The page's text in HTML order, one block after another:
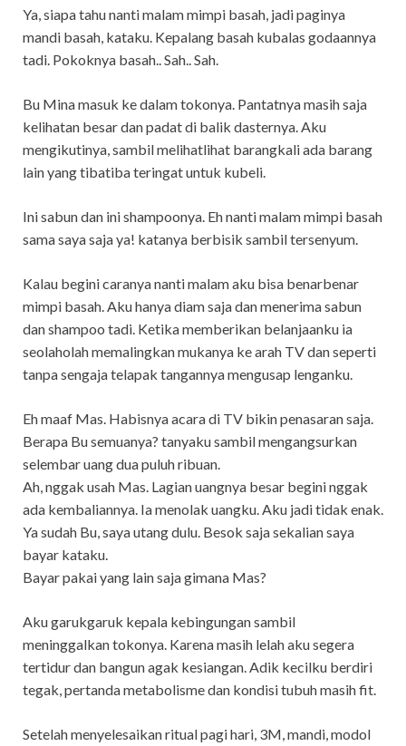
Ya, siapa tahu nanti malam mimpi basah, jadi paginya
mandi basah, kataku. Kepalang basah kubalas godaannya
tadi. Pokoknya basah.. Sah.. Sah.
Bu Mina masuk ke dalam tokonya. Pantatnya masih saja
kelihatan besar dan padat di balik dasternya. Aku
mengikutinya, sambil melihatlihat barangkali ada barang
lain yang tibatiba teringat untuk kubeli.
Ini sabun dan ini shampoonya. Eh nanti malam mimpi basah
sama saya saja ya! katanya berbisik sambil tersenyum.
Kalau begini caranya nanti malam aku bisa benarbenar
mimpi basah. Aku hanya diam saja dan menerima sabun
dan shampoo tadi. Ketika memberikan belanjaanku ia
seolaholah memalingkan mukanya ke arah TV dan seperti
tanpa sengaja telapak tangannya mengusap lenganku.
Eh maaf Mas. Habisnya acara di TV bikin penasaran saja.
Berapa Bu semuanya? tanyaku sambil mengangsurkan
selembar uang dua puluh ribuan.
Ah, nggak usah Mas. Lagian uangnya besar begini nggak
ada kembaliannya. Ia menolak uangku. Aku jadi tidak enak.
Ya sudah Bu, saya utang dulu. Besok saja sekalian saya
bayar kataku.
Bayar pakai yang lain saja gimana Mas?
Aku garukgaruk kepala kebingungan sambil
meninggalkan tokonya. Karena masih lelah aku segera
tertidur dan bangun agak kesiangan. Adik kecilku berdiri
tegak, pertanda metabolisme dan kondisi tubuh masih fit.
Setelah menyelesaikan ritual pagi hari, 3M, mandi, modol